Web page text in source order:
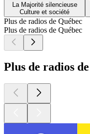
La Majorité silencieuse
Culture et société
Plus de radios de Québec
Plus de radios de Québec
Plus de radios